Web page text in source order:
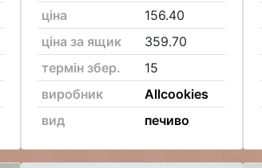
ціна
156.40
ціна за ящик
359.70
термін збер.
15
виробник
Allcookies
вид
печиво